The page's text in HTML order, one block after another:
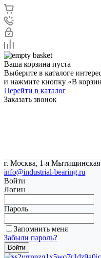
Ваша корзина пуста
Выберите в каталоге
и нажмите кнопку «В
Перейти в каталог
Заказать звонок
г. Москва, 1-я Мытищинская
info@industrial-bearing.ru
Войти
Логин
Пароль
Запомнить меня
Забыли пароль?